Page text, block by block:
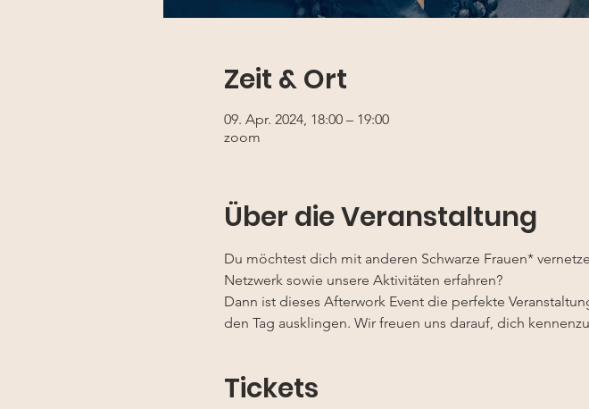
Zeit & Ort
09. Apr. 2024, 18:00 – 19:00
zoom
Über die Veranstaltung
Du möchtest dich mit anderen Schwarze Frauen*
Netzwerk sowie unsere Aktivitäten erfahren?
Dann ist dieses Afterwork Event die perfekte
den Tag ausklingen. Wir freuen uns darauf, dich
Tickets